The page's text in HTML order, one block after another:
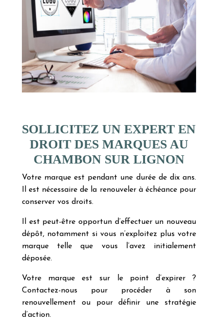
SOLLICITEZ UN EXPERT EN
DROIT DES MARQUES AU
CHAMBON SUR LIGNON
Votre marque est pendant une durée de dix ans.
Il est nécessaire de la renouveler à échéance pour
conserver vos droits.
Il est peut-être opportun d’effectuer un nouveau
dépôt, notamment si vous n’exploitez plus votre
marque telle que vous l’avez initialement
déposée.
Votre marque est sur le point d’expirer ?
Contactez-nous pour procéder à son
renouvellement ou pour définir une stratégie
d’action.